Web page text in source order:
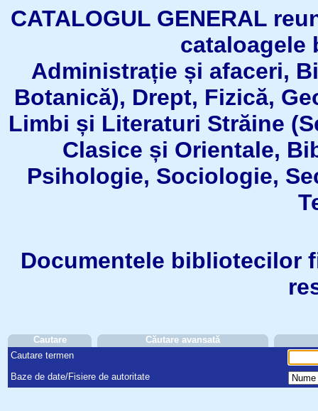
CATALOGUL GENERAL
Administrație și afaceri,
Botanică), Drept, Fizică,
Limbi și Literaturi Străine
Clasice și Orientale,
Psihologie, Sociologie,
Documentele bibliotecilor
Cautare
Căutare avansată
Cautare termen
Baze de date/Fisiere de autoritate